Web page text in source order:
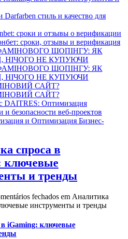
стиль и качество для
сроки и отзывы о верификации
сроки, отзывы и верификация
ШОПІНГУ: ЯК
НІЧОГО НЕ КУПУЮЧИ
ШОПІНГУ: ЯК
НІЧОГО НЕ КУПУЮЧИ
САЙТ?
САЙТ?
с DAITRES: Оптимизация
и безопасности веб-проектов
и Оптимизация Бизнес-
спроса в
ключевые
и тренды
fechados em Аналитика
инструменты и тренды
iGaming: ключевые